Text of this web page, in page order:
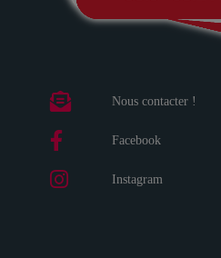
Nous contacter !
Facebook
Instagram